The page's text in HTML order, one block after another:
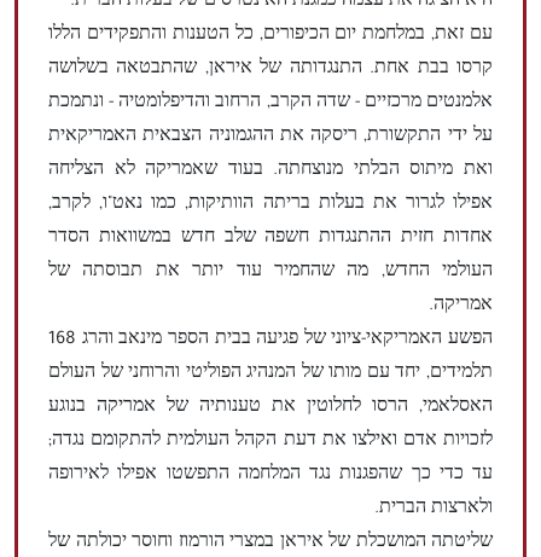
עם זאת, במלחמת יום הכיפורים, כל הטענות והתפקידים הללו
קרסו בבת אחת. התנגדותה של איראן, שהתבטאה בשלושה
אלמנטים מרכזיים - שדה הקרב, הרחוב והדיפלומטיה - ונתמכת
על ידי התקשורת, ריסקה את ההגמוניה הצבאית האמריקאית
ואת מיתוס הבלתי מנוצחתה. בעוד שאמריקה לא הצליחה
אפילו לגרור את בעלות בריתה הוותיקות, כמו נאט"ו, לקרב,
אחדות חזית ההתנגדות חשפה שלב חדש במשוואות הסדר
העולמי החדש, מה שהחמיר עוד יותר את תבוסתה של
אמריקה.
הפשע האמריקאי-ציוני של פגיעה בבית הספר מינאב והרג 168
תלמידים, יחד עם מותו של המנהיג הפוליטי והרוחני של העולם
האסלאמי, הרסו לחלוטין את טענותיה של אמריקה בנוגע
לזכויות אדם ואילצו את דעת הקהל העולמית להתקומם נגדה;
עד כדי כך שהפגנות נגד המלחמה התפשטו אפילו לאירופה
ולארצות הברית.
שליטתה המושכלת של איראן במצרי הורמוז וחוסר יכולתה של